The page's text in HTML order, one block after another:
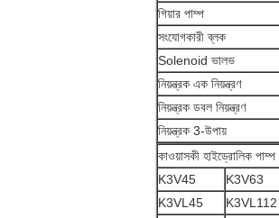
গিয়ার পাম্প
সংযোগকারী ব্লক
Solenoid ভালভ
নিয়ন্ত্রক এক নিয়ন্ত্রণ
নিয়ন্ত্রক ডবল নিয়ন্ত্রণ
নিয়ন্ত্রক 3-উপায়
কাওয়াসকী হাইড্রোলিক
K3V45
K3V63
K3VL45
K3VL112